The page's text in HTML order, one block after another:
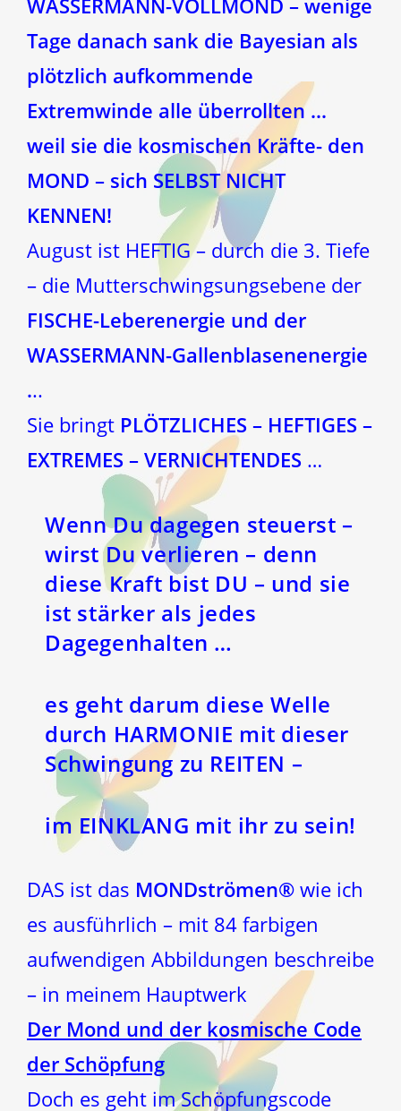
WASSERMANN-VOLLMOND – wenige
Tage danach sank die Bayesian als
plötzlich aufkommende
Extremwinde alle überrollten …
weil sie die kosmischen Kräfte- den
MOND – sich SELBST NICHT
KENNEN!
August ist HEFTIG – durch die 3. Tiefe
– die Mutterschwingsungsebene der
FISCHE-Leberenergie und der
WASSERMANN-Gallenblasenenergie
...
Sie bringt PLÖTZLICHES – HEFTIGES –
EXTREMES – VERNICHTENDES …
Wenn Du dagegen steuerst –
wirst Du verlieren – denn
diese Kraft bist DU – und sie
ist stärker als jedes
Dagegenhalten …
es geht darum diese Welle
durch HARMONIE mit dieser
Schwingung zu REITEN –
im EINKLANG mit ihr zu sein!
DAS ist das MONDströmen® wie ich
es ausführlich – mit 84 farbigen
aufwendigen Abbildungen beschreibe
– in meinem Hauptwerk
Der Mond und der kosmische Code
der Schöpfung
Doch es geht im Schöpfungscode